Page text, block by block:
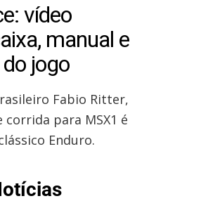
vídeo
manual e
jogo
Fabio Ritter,
para MSX1 é
Enduro.